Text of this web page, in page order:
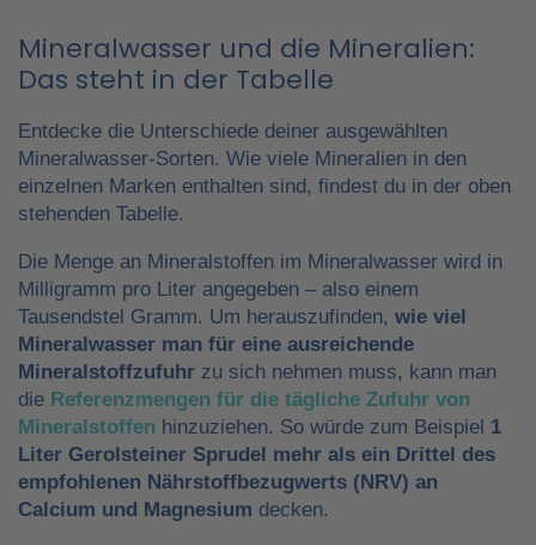
Mineralwasser und die Mineralien:
Das steht in der Tabelle
Entdecke die Unterschiede deiner ausgewählten
Mineralwasser-Sorten. Wie viele Mineralien in den
einzelnen Marken enthalten sind, findest du in der oben
stehenden Tabelle.
Die Menge an Mineralstoffen im Mineralwasser wird in
Milligramm pro Liter angegeben – also einem
Tausendstel Gramm. Um herauszufinden, wie viel
Mineralwasser man für eine ausreichende
Mineralstoffzufuhr zu sich nehmen muss, kann man
die Referenzmengen für die tägliche Zufuhr von
Mineralstoffen hinzuziehen. So würde zum Beispiel 1
Liter Gerolsteiner Sprudel mehr als ein Drittel des
empfohlenen Nährstoffbezugwerts (NRV) an
Calcium und Magnesium decken.